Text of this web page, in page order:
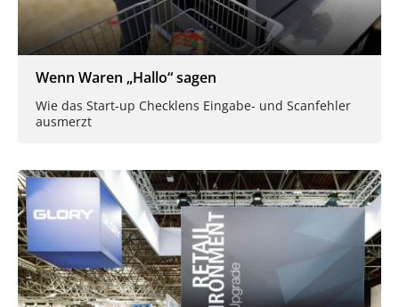
Wenn Waren „Hallo“ sagen
Wie das Start-up Checklens Eingabe- und Scanfehler
ausmerzt